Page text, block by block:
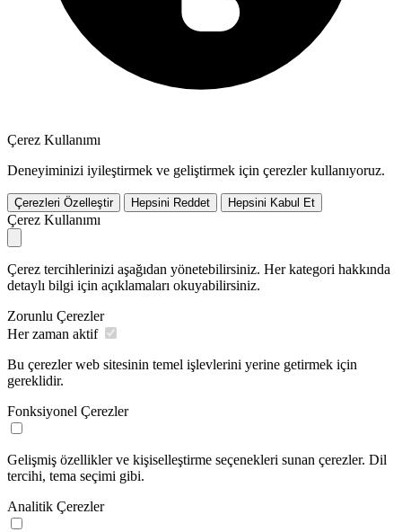
Çerez Kullanımı
Deneyiminizi iyileştirmek ve geliştirmek için çerezler kullanıyoruz.
Çerezleri Özelleştir Hepsini Reddet Hepsini Kabul Et
Çerez Kullanımı
Çerez tercihlerinizi aşağıdan yönetebilirsiniz. Her kategori hakkında
detaylı bilgi için açıklamaları okuyabilirsiniz.
Zorunlu Çerezler
Her zaman aktif
Bu çerezler web sitesinin temel işlevlerini yerine getirmek için
gereklidir.
Fonksiyonel Çerezler
Gelişmiş özellikler ve kişiselleştirme seçenekleri sunan çerezler. Dil
tercihi, tema seçimi gibi.
Analitik Çerezler